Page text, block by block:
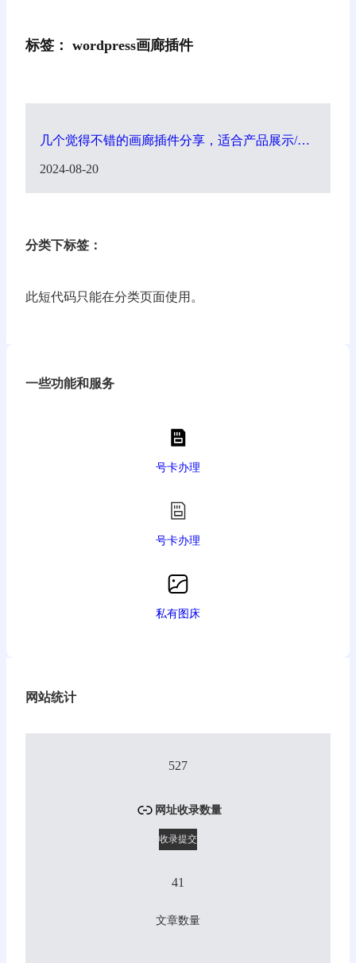
标签： wordpress画廊插件
几个觉得不错的画廊插件分享，适合产品展示/多
2024-08-20
分类下标签：
此短代码只能在分类页面使用。
一些功能和服务
号卡办理
号卡办理
私有图床
网站统计
527
网址收录数量
收录提交
41
文章数量